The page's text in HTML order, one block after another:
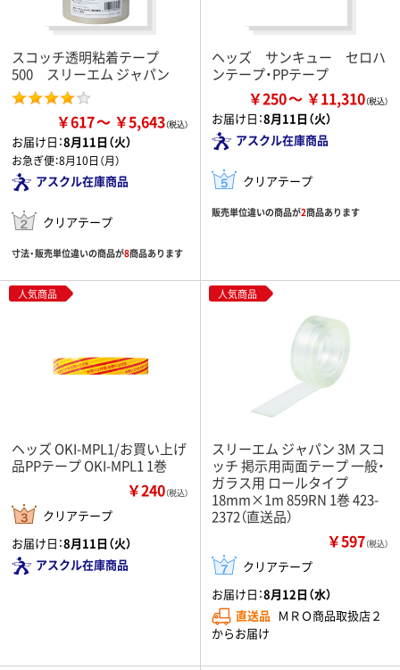
スコッチ透明粘着テープ
500 スリーエム ジャパン
￥617 ￥5,643
お届け日：8月11日（火）
お急ぎ便：8月10日（月）
アスクル在庫商品
クリアテープ
寸法・販売単位違いの商品が8商品あります
ヘッズ サンキュー セロハ
ンテープ・PPテープ
￥250 ￥11,310
お届け日：8月11日（火）
アスクル在庫商品
クリアテープ
販売単位違いの商品が2商品あります
人気商品
ヘッズ OKI-MPL1/お買い上げ
品PPテープ OKI-MPL1 1巻
￥240（税込）
クリアテープ
お届け日：8月11日（火）
アスクル在庫商品
人気商品
スリーエム ジャパン 3M スコ
ッチ 掲示用両面テープ 一般・
ガラス用 ロールタイプ
18mm×1m 859RN 1巻 423-
2372（直送品）
￥597（税込）
クリアテープ
お届け日：8月12日（水）
直送品 ＭＲＯ商品取扱店２
からお届け